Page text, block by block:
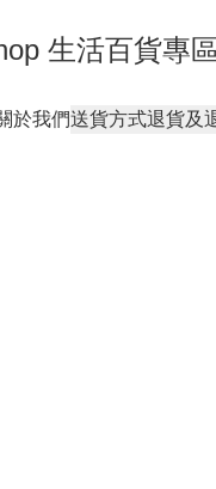
生活百貨專
於我們送貨方式退貨及